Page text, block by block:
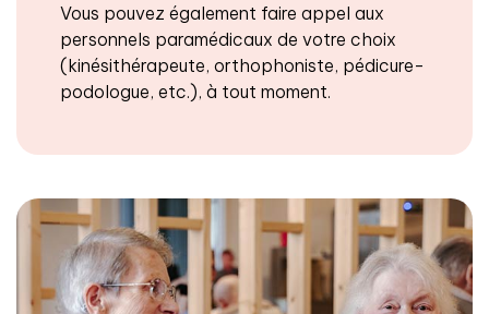
Vous pouvez également faire appel aux
personnels paramédicaux de votre choix
(kinésithérapeute, orthophoniste, pédicure-
podologue, etc.), à tout moment.